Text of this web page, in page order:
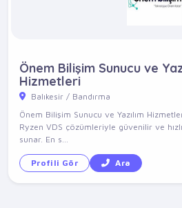
Önem Bilişim Sunucu ve
Hizmetleri
Balıkesir / Bandırma
Önem Bilişim Sunucu ve Yazılım
Ryzen VDS çözümleriyle güvenilir ve
sunar. En s...
Profili Gör Ara